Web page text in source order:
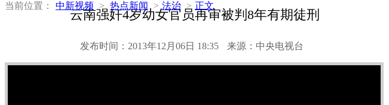
当前位置： 中新视频 > 热点新闻 > 法治 > 正文
云南强奸4岁幼女官员再审被判8年有期徒刑
发布时间：2013年12月06日 18:35 来源：中央电视台